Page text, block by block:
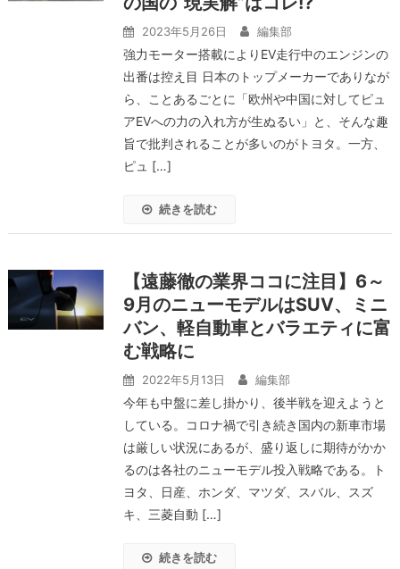
2023年5月26日 編集部
強力モーター搭載によりEV走行中のエンジンの
出番は控え目 日本のトップメーカーでありなが
ら、ことあるごとに「欧州や中国に対してピュ
アEVへの力の入れ方が生ぬるい」と、そんな趣
旨で批判されることが多いのがトヨタ。一方、
ピュ […]
続きを読む
【遠藤徹の業界ココに注目】6～
9月のニューモデルはSUV、ミニ
バン、軽自動車とバラエティに富
む戦略に
2022年5月13日 編集部
今年も中盤に差し掛かり、後半戦を迎えようと
している。コロナ禍で引き続き国内の新車市場
は厳しい状況にあるが、盛り返しに期待がかか
るのは各社のニューモデル投入戦略である。ト
ヨタ、日産、ホンダ、マツダ、スバル、スズ
キ、三菱自動 […]
続きを読む